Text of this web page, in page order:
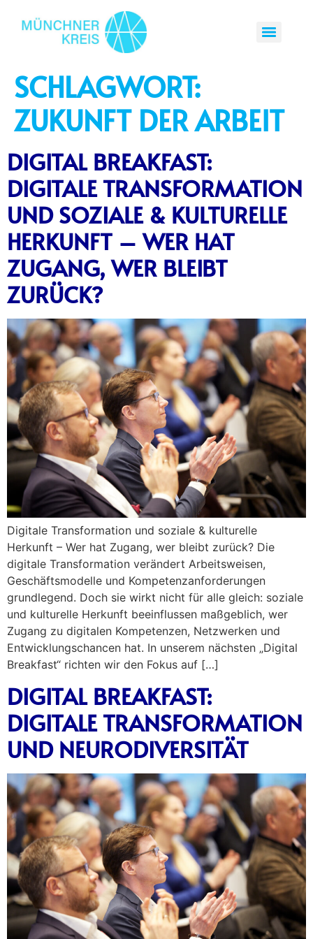
SCHLAGWORT:
ZUKUNFT DER ARBEIT
DIGITAL BREAKFAST:
DIGITALE TRANSFORMATION
UND SOZIALE & KULTURELLE
HERKUNFT – WER HAT
ZUGANG, WER BLEIBT
ZURÜCK?
Digitale Transformation und soziale & kulturelle
Herkunft – Wer hat Zugang, wer bleibt zurück? Die
digitale Transformation verändert Arbeitsweisen,
Geschäftsmodelle und Kompetenzanforderungen
grundlegend. Doch sie wirkt nicht für alle gleich: soziale
und kulturelle Herkunft beeinflussen maßgeblich, wer
Zugang zu digitalen Kompetenzen, Netzwerken und
Entwicklungschancen hat. In unserem nächsten „Digital
Breakfast“ richten wir den Fokus auf […]
DIGITAL BREAKFAST:
DIGITALE TRANSFORMATION
UND NEURODIVERSITÄT